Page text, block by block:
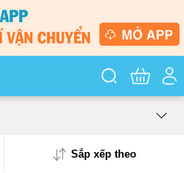
Tìm kiếm
Sắp xếp theo